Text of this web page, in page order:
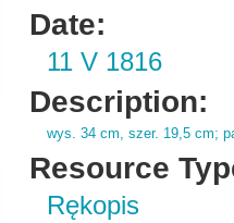
Date:
11 V 1816
Description:
wys. 34 cm, szer. 19,5 cm;
Resource
Rękopis